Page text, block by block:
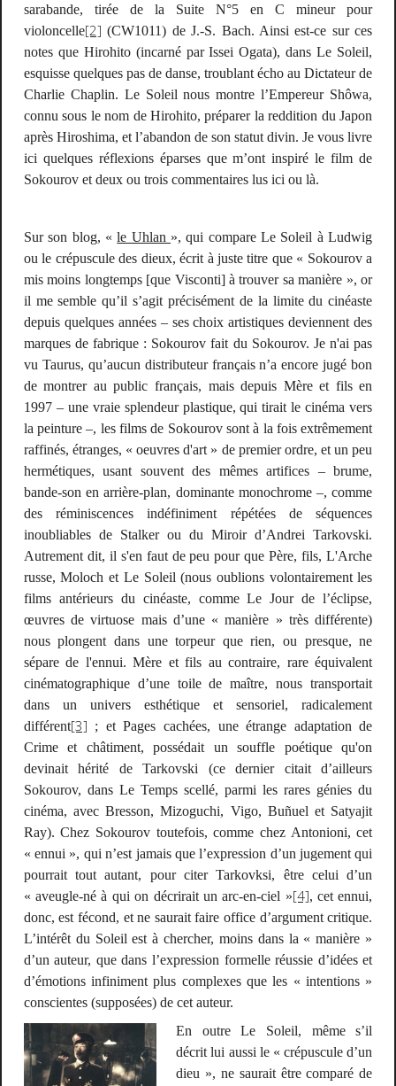
sarabande, tirée de la Suite N°5 en C mineur pour
violoncelle[2] (CW1011) de J.-S. Bach. Ainsi est-ce sur ces
notes que Hirohito (incarné par Issei Ogata), dansLe Soleil,
esquisse quelques pas de danse, troublant écho auDictateurde
Charlie Chaplin. Le Soleil nous montre l’Empereur Shôwa,
connu sous le nom de Hirohito, préparer la reddition du Japon
après Hiroshima, et l’abandon de son statut divin. Je vous livre
ici quelques réflexions éparses que m’ont inspiré le film de
Sokourov et deux ou trois commentaires lus ici ou là.
Sur son blog, «le Uhlan », qui compareLe Soleil àLudwig
ou le crépuscule des dieux, écrit à juste titre que « Sokourov a
mis moins longtemps [que Visconti] à trouver sa manière », or
il me semble qu’il s’agit précisément de la limite du cinéaste
depuis quelques années – ses choix artistiques deviennent des
marques de fabrique : Sokourov fait du Sokourov. Je n'ai pas
vu Taurus, qu’aucun distributeur français n’a encore jugé bon
de montrer au public français, mais depuis Mère et filsen
1997 – une vraie splendeur plastique, qui tirait le cinéma vers
la peinture –, les films de Sokourov sont à la fois extrêmement
raffinés, étranges, « oeuvres d'art » de premier ordre, et un peu
hermétiques, usant souvent des mêmes artifices – brume,
bande-son en arrière-plan, dominante monochrome –, comme
des réminiscences indéfiniment répétées de séquences
inoubliables de Stalkerou duMiroird’Andrei Tarkovski.
Autrement dit, il s'en faut de peu pour quePère, fils,L'Arche
russe,Moloch et Le Soleil (nous oublions volontairement les
films antérieurs du cinéaste, commeLe Jour de l’éclipse,
œuvres de virtuose mais d’une « manière » très différente)
nous plongent dans une torpeur que rien, ou presque, ne
sépare de l'ennui.Mère et fils au contraire, rare équivalent
cinématographique d’une toile de maître, nous transportait
dans un univers esthétique et sensoriel, radicalement
différent[3] ; etPages cachées, une étrange adaptation de
Crime et châtiment, possédait un souffle poétique qu'on
devinait hérité de Tarkovski (ce dernier citait d’ailleurs
Sokourov, dans Le Temps scellé, parmi les rares génies du
cinéma, avec Bresson, Mizoguchi, Vigo, Buñuel et Satyajit
Ray). Chez Sokourov toutefois, comme chez Antonioni, cet
« ennui », qui n’est jamais que l’expression d’un jugement qui
pourrait tout autant, pour citer Tarkovksi, être celui d’un
« aveugle-né à qui on décrirait un arc-en-ciel »[4], cet ennui,
donc, est fécond, et ne saurait faire office d’argument critique.
L’intérêt du Soleil est à chercher, moins dans la « manière »
d’un auteur, que dans l’expression formelle réussie d’idées et
d’émotions infiniment plus complexes que les « intentions »
conscientes (supposées) de cet auteur.
En outreLe Soleil, même s’il
décrit lui aussi le « crépuscule d’un
dieu », ne saurait être comparé de